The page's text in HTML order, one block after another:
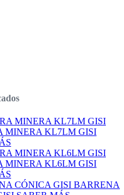
MINERA KL7LM GISI
MINERA KL6LM GISI
BARRENA